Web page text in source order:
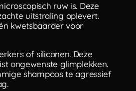
ruw is. Deze
uitstraling oplevert.
kwetsbaarder voor
of siliconen. Deze
ongewenste glimplekken.
shampoos te agressief